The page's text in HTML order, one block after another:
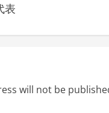
表
will not be